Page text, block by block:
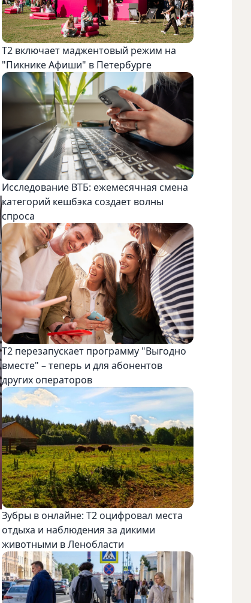
Т2 включает маджентовый режим на
"Пикнике Афиши" в Петербурге
Исследование ВТБ: ежемесячная смена
категорий кешбэка создает волны
спроса
Т2 перезапускает программу "Выгодно
вместе" – теперь и для абонентов
других операторов
Зубры в онлайне: Т2 оцифровал места
отдыха и наблюдения за дикими
животными в Ленобласти